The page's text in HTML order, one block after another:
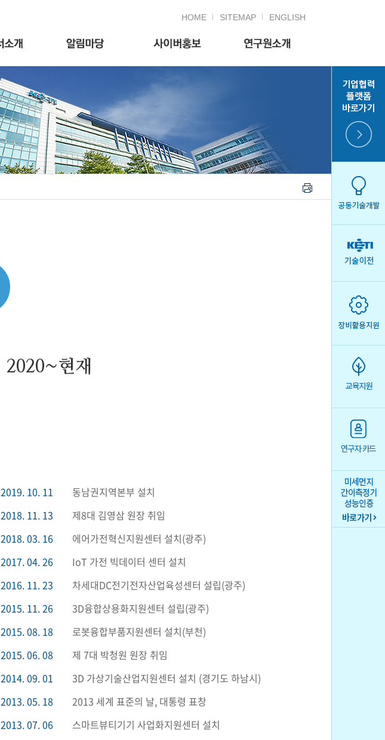
HOME SITEMAP ENGLISH
2020~현재
2019. 10. 11
동남권지역본부 설치
2018. 11. 13
제8대 김영삼 원장 취임
2018. 03. 16
에어가전혁신지원센터 설치(광주)
2017. 04. 26
IoT 가전 빅데이터 센터 설치
2016. 11. 23
차세대DC전기전자산업육성센터 설립(광주)
2015. 11. 26
3D융합상용화지원센터 설립(광주)
2015. 08. 18
로봇융합부품지원센터 설치(부천)
2015. 06. 08
제 7대 박청원 원장 취임
2014. 09. 01
3D 가상기술산업지원센터 설치 (경기도 하남시)
2013. 05. 18
2013 세계 표준의 날, 대통령 표창
2013. 07. 06
스마트뷰티기기 사업화지원센터 설치